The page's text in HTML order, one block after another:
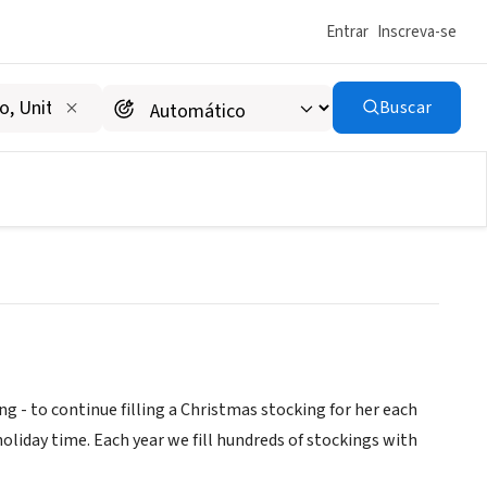
Entrar Inscreva-se
Buscar
- to continue filling a Christmas stocking for her each
time. Each year we fill hundreds of stockings with